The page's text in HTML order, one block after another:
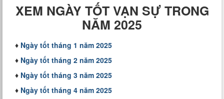
XEM NGÀY TỐT VẠN SỰ TRONG
NĂM 2025
♦ Ngày tốt tháng 1 năm 2025
♦ Ngày tốt tháng 2 năm 2025
♦ Ngày tốt tháng 3 năm 2025
♦ Ngày tốt tháng 4 năm 2025